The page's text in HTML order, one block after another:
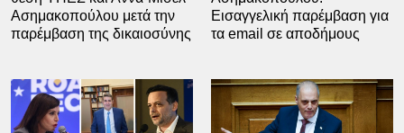
Ασημακοπούλου μετά την
παρέμβαση της δικαιοσύνης
Εισαγγελική παρέμβαση για
τα email σε αποδήμους